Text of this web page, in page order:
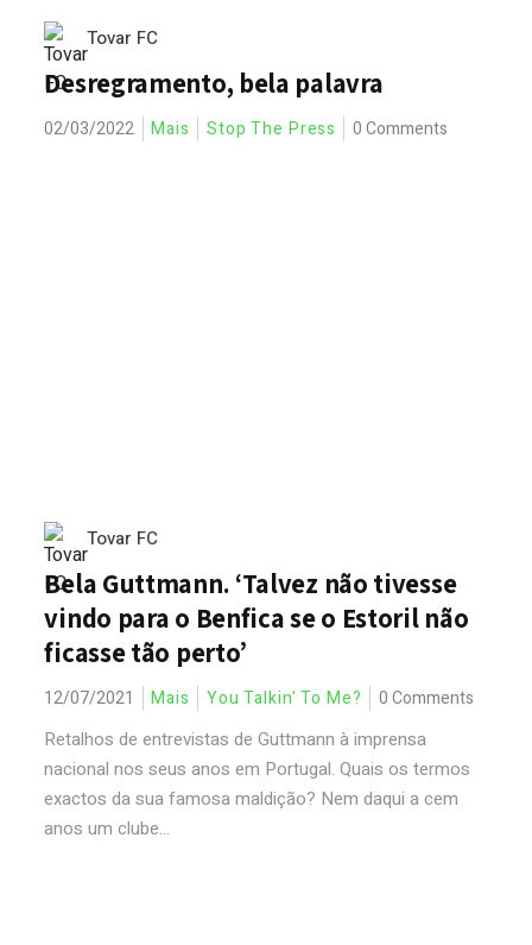
Tovar FC
Desregramento, bela palavra
02/03/2022 Mais Stop The Press 0 Comments
Tovar FC
Bela Guttmann. ‘Talvez não tivesse
vindo para o Benfica se o Estoril não
ficasse tão perto’
12/07/2021 Mais You Talkin' To Me? 0 Comments
Retalhos de entrevistas de Guttmann à imprensa
nacional nos seus anos em Portugal. Quais os termos
exactos da sua famosa maldição? Nem daqui a cem
anos um clube...